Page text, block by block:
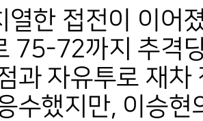
열한 접전이 이어
75-72까지 추격
과 자유투로 재
수했지만, 이승